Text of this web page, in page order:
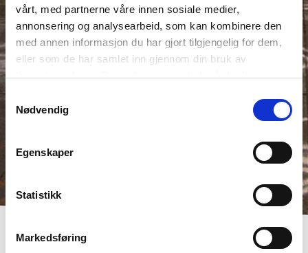
vårt, med partnerne våre innen sosiale medier,
annonsering og analysearbeid, som kan kombinere den
med annen informasjon du har gjort tilgjengelig for dem,
eller som de har samlet inn gjennom din bruk av
tjenestene deres. Du godtar automatisk vår bruk av
Samtykkevalg
Nødvendig
Egenskaper
Statistikk
Markedsføring